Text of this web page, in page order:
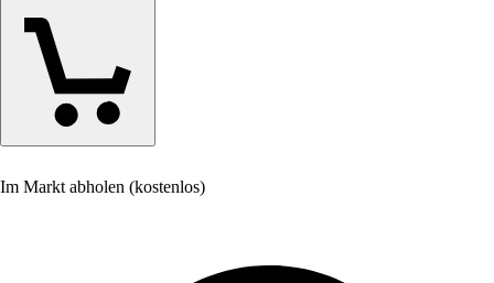
Im Markt abholen (kostenlos)